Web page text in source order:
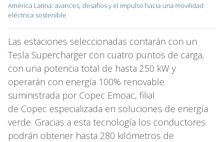
América Latina: avances, desafíos y el impulso hacia una movilidad
eléctrica sostenible
Las estaciones seleccionadas contarán con un
Tesla Supercharger con cuatro puntos de carga,
con una potencia total de hasta 250 kW y
operarán con energía 100% renovable
suministrada por Copec Emoac, filial
de Copec especializada en soluciones de energía
verde. Gracias a esta tecnología los conductores
podrán obtener hasta 280 kilómetros de